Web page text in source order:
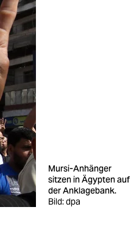
Mursi-Anhänger
sitzen in Ägypten auf
der Anklagebank.
Bild: dpa